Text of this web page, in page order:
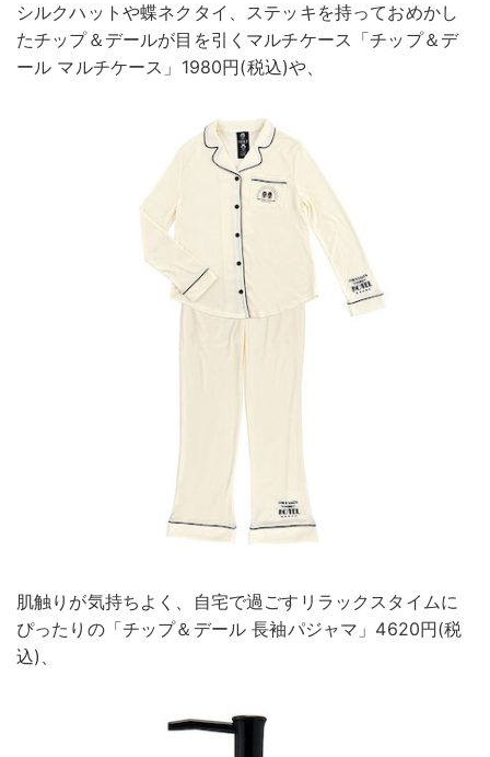
シルクハットや蝶ネクタイ、ステッキを持っておめかし
たチップ＆デールが目を引くマルチケース「チップ＆デ
ール マルチケース」1980円(税込)や、
肌触りが気持ちよく、自宅で過ごすリラックスタイムに
ぴったりの「チップ＆デール 長袖パジャマ」4620円(税
込)、